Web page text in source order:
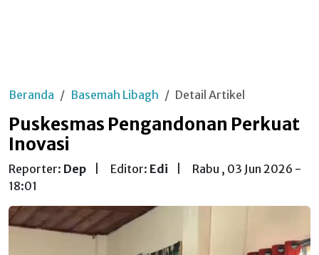
Beranda Basemah Libagh Detail Artikel
Puskesmas Pengandonan Perkuat
Inovasi
Reporter: Dep Editor: Edi
Rabu , 03 Jun 2026 -
18:01